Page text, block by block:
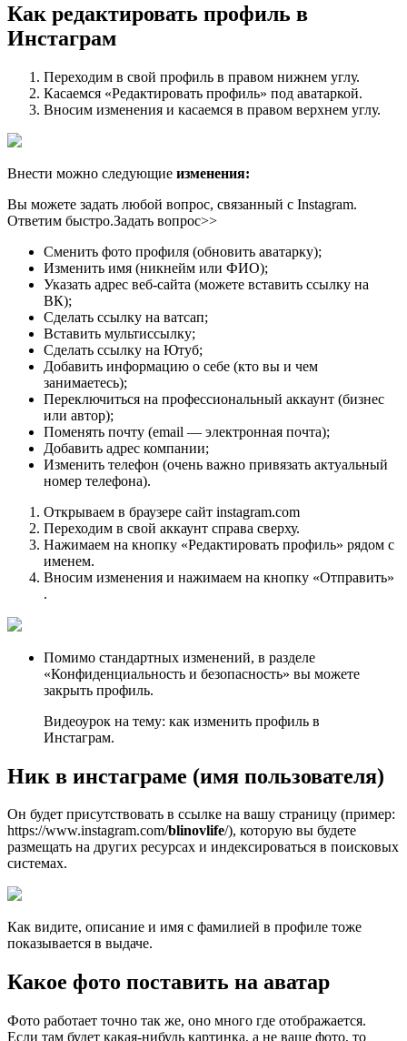
Как редактировать профиль в
Инстаграм
Переходим в свой профиль в правом нижнем углу.
Касаемся «Редактировать профиль» под аватаркой.
Вносим изменения и касаемся в правом верхнем углу.
Внести можно следующие изменения:
Вы можете задать любой вопрос, связанный с Instagram.
Ответим быстро.Задать вопрос>>
Сменить фото профиля (обновить аватарку);
Изменить имя (никнейм или ФИО);
Указать адрес веб-сайта (можете вставить ссылку на
ВК);
Сделать ссылку на ватсап;
Вставить мультиссылку;
Сделать ссылку на Ютуб;
Добавить информацию о себе (кто вы и чем
занимаетесь);
Переключиться на профессиональный аккаунт (бизнес
или автор);
Поменять почту (email — электронная почта);
Добавить адрес компании;
Изменить телефон (очень важно привязать актуальный
номер телефона).
Открываем в браузере сайт instagram.com
Переходим в свой аккаунт справа сверху.
Нажимаем на кнопку «Редактировать профиль» рядом с
именем.
Вносим изменения и нажимаем на кнопку «Отправить»
.
Помимо стандартных изменений, в разделе
«Конфиденциальность и безопасность» вы можете
закрыть профиль.
Видеоурок на тему: как изменить профиль в
Инстаграм.
Ник в инстаграме (имя пользователя)
Он будет присутствовать в ссылке на вашу страницу (пример:
https://www.instagram.com/blinovlife/), которую вы будете
размещать на других ресурсах и индексироваться в поисковых
системах.
Как видите, описание и имя с фамилией в профиле тоже
показывается в выдаче.
Какое фото поставить на аватар
Фото работает точно так же, оно много где отображается.
Если там будет какая-нибудь картинка, а не ваше фото, то